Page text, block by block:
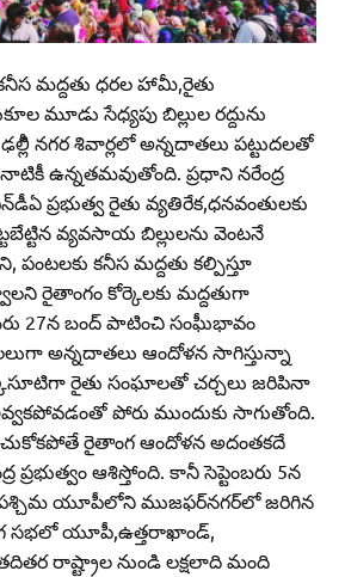
మద్దతు ధరల హామీ,రైతు
మూడు సేధ్యపు బిల్లుల రద్దును
నగర శివార్లలో అన్నదాతలు పట్టుదలతో
ఉన్నతమవుతోంది. ప్రధాని నరేంద్ర
ప్రభుత్వ రైతు వ్యతిరేక,ధనవంతులకు
వ్యవసాయ బిల్లులను వెంటనే
కనీస మద్దతు కల్పిస్తూ
రైతాంగం కోర్కెలకు మద్దతుగా
27న బంద్‌ పాటించి సంఫీుభావం
అన్నదాతలు ఆందోళన సాగిస్తున్నా
రైతు సంఘాలతో చర్చలు జరిపినా
పోరు ముందుకు సాగుతోంది.
రైతాంగ ఆందోళన అదంతకదే
ఆశిస్తోంది. కానీ సెప్టెంబరు 5న
యూపీలోని ముజఫర్‌నగర్‌లో జరిగిన
సభలో యూపీ,ఉత్తరాఖాండ్‌,
రాష్ట్రాల నుండి లక్షలాది మంది